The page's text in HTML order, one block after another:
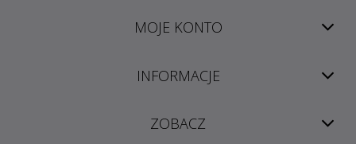
MOJE KONTO
INFORMACJE
ZOBACZ